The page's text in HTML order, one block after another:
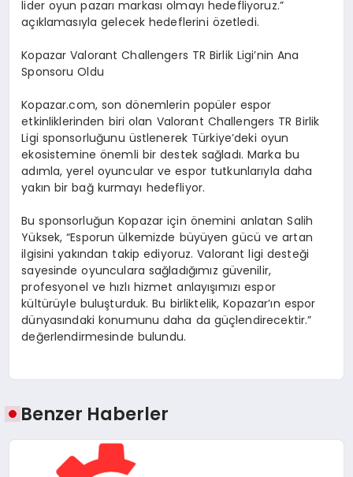
lider oyun pazarı markası olmayı hedefliyoruz.”
açıklamasıyla gelecek hedeflerini özetledi.
Kopazar Valorant Challengers TR Birlik Ligi’nin Ana
Sponsoru Oldu
Kopazar.com, son dönemlerin popüler espor
etkinliklerinden biri olan Valorant Challengers TR Birlik
Ligi sponsorluğunu üstlenerek Türkiye’deki oyun
ekosistemine önemli bir destek sağladı. Marka bu
adımla, yerel oyuncular ve espor tutkunlarıyla daha
yakın bir bağ kurmayı hedefliyor.
Bu sponsorluğun Kopazar için önemini anlatan Salih
Yüksek, “Esporun ülkemizde büyüyen gücü ve artan
ilgisini yakından takip ediyoruz. Valorant ligi desteği
sayesinde oyunculara sağladığımız güvenilir,
profesyonel ve hızlı hizmet anlayışımızı espor
kültürüyle buluşturduk. Bu birliktelik, Kopazar’ın espor
dünyasındaki konumunu daha da güçlendirecektir.”
değerlendirmesinde bulundu.
Benzer Haberler